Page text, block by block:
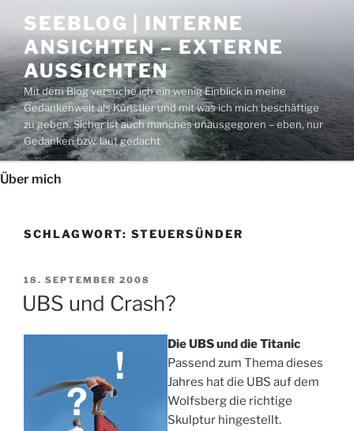
Inhalt
springen
SEEBLOG | INTERNE
ANSICHTEN – EXTERNE
AUSSICHTEN
Mit dem Blog versuche ich ein wenig Einblick in meine
Gedankenwelt als Künstler und mit was ich mich beschäftige
zu geben. Sicher ist auch manches unausgegoren – eben, nur
Gedanken bzw. laut gedacht
Über mich
SCHLAGWORT: STEUERSÜNDER
VERÖFFENTLICHT
AM
18. SEPTEMBER 2008
UBS und Crash?
Die UBS und die Titanic
Passend zum Thema dieses
Jahres hat die UBS auf dem
Wolfsberg die richtige
Skulptur hingestellt.